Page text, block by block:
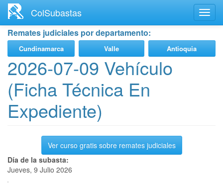
contenido
principal
ColSubastas
Remates judiciales por departamento:
Cundinamarca Valle Antioquia
2026-07-09 Vehículo
(Ficha Técnica En
Expediente)
Ver curso gratis sobre remates judiciales
Día de la subasta:
Jueves, 9 Julio 2026